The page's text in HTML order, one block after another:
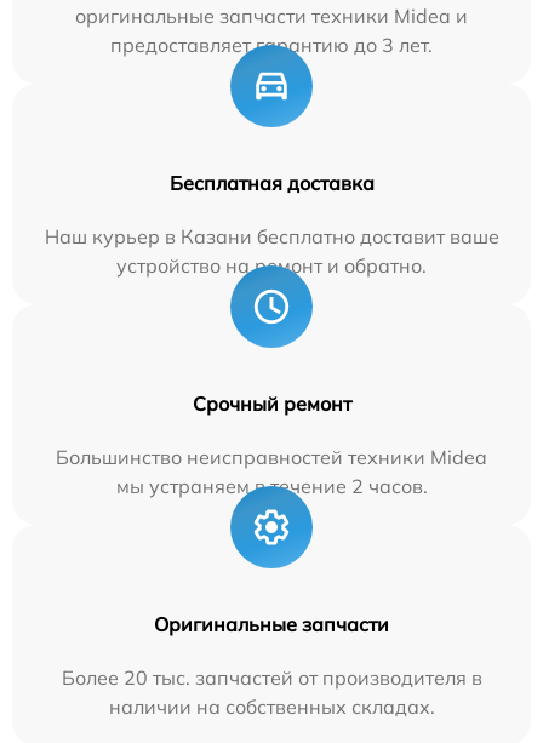
оригинальные запчасти техники Midea и
предоставляет гарантию до 3 лет.
Бесплатная доставка
Наш курьер в Казани бесплатно доставит ваше
устройство на ремонт и обратно.
Срочный ремонт
Большинство неисправностей техники Midea
мы устраняем в течение 2 часов.
Оригинальные запчасти
Более 20 тыс. запчастей от производителя в
наличии на собственных складах.